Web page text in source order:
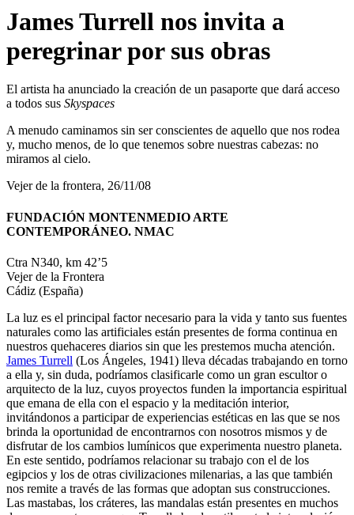
James Turrell nos invita a
peregrinar por sus obras
El artista ha anunciado la creación de un pasaporte que dará acceso
a todos sus Skyspaces
A menudo caminamos sin ser conscientes de aquello que nos rodea
y, mucho menos, de lo que tenemos sobre nuestras cabezas: no
miramos al cielo.
Vejer de la frontera, 26/11/08
FUNDACIÓN MONTENMEDIO ARTE
CONTEMPORÁNEO. NMAC
Ctra N340, km 42’5
Vejer de la Frontera
Cádiz (España)
La luz es el principal factor necesario para la vida y tanto sus fuentes
naturales como las artificiales están presentes de forma continua en
nuestros quehaceres diarios sin que les prestemos mucha atención.
James Turrell (Los Ángeles, 1941) lleva décadas trabajando en torno
a ella y, sin duda, podríamos clasificarle como un gran escultor o
arquitecto de la luz, cuyos proyectos funden la importancia espiritual
que emana de ella con el espacio y la meditación interior,
invitándonos a participar de experiencias estéticas en las que se nos
brinda la oportunidad de encontrarnos con nosotros mismos y de
disfrutar de los cambios lumínicos que experimenta nuestro planeta.
En este sentido, podríamos relacionar su trabajo con el de los
egipcios y los de otras civilizaciones milenarias, a las que también
nos remite a través de las formas que adoptan sus construcciones.
Las mastabas, los cráteres, las mandalas están presentes en muchos